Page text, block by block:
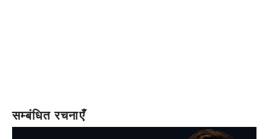
सम्बंधित रचनाएँ